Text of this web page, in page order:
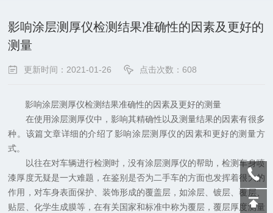
影响涂层测厚仪检测结果准确性的因素及更好的
测量
更新时间：2021-01-26 点击次数：608
影响涂层测厚仪检测结果准确性的因素及更好的测量
在使用涂层测厚仪中，影响其精确性以及测量结果的因素有很多
种。该篇文章详细的介绍了影响涂层测厚仪的因素和更好的测量方
式。
以往在对车辆进行检测时，没有涂层测厚仪的帮助，检测车身喷
漆厚度无疑是一大难题，在鉴别是否为二手车的方面也发挥着很大的
作用，对车身表面保护、装饰形成的覆盖层，如涂层、镀层、覆层、
贴层、化学生成膜等，在有关国家和标准中称为覆层，覆层厚度测量